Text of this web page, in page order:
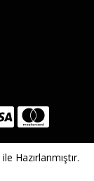
ile Hazırlanmıştır.